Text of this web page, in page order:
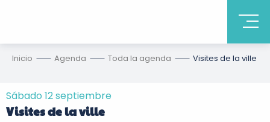
Inicio Agenda Toda la agenda Visites de la ville
Sábado 12 septiembre
Visites de la ville